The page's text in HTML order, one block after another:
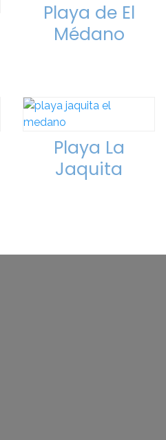
Playa de El
Médano
Playa La
Jaquita